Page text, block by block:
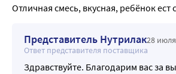
Отличная смесь, вкусная, ребёнок ест
Представитель Нутрилак28
Ответ представителя поставщика
Здравствуйте. Благодарим вас за